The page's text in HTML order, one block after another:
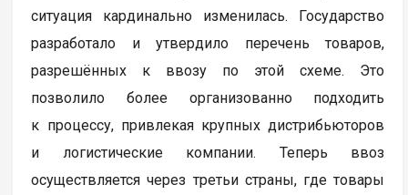
ситуация кардинально изменилась. Государство
разработало и утвердило перечень товаров,
разрешённых к ввозу по этой схеме. Это
позволило более организованно подходить
к процессу, привлекая крупных дистрибьюторов
и логистические компании. Теперь ввоз
осуществляется через третьи страны, где товары